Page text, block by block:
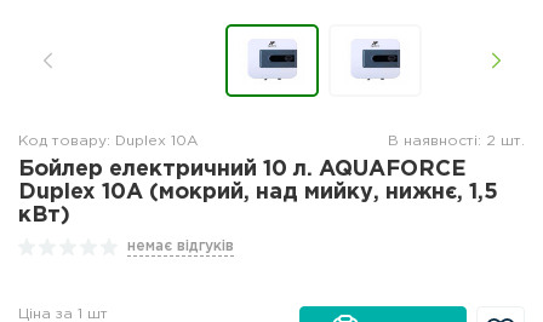
Код товару: Duplex 10А В наявності: 2 шт.
Бойлер електричний 10 л. AQUAFORCE
Duplex 10А (мокрий, над мийку, нижнє, 1,5
кВт)
немає відгуків
Ціна за 1 шт